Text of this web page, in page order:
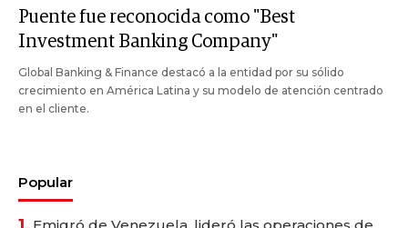
Puente fue reconocida como "Best
Investment Banking Company"
Global Banking & Finance destacó a la entidad por su sólido
crecimiento en América Latina y su modelo de atención centrado
en el cliente.
Popular